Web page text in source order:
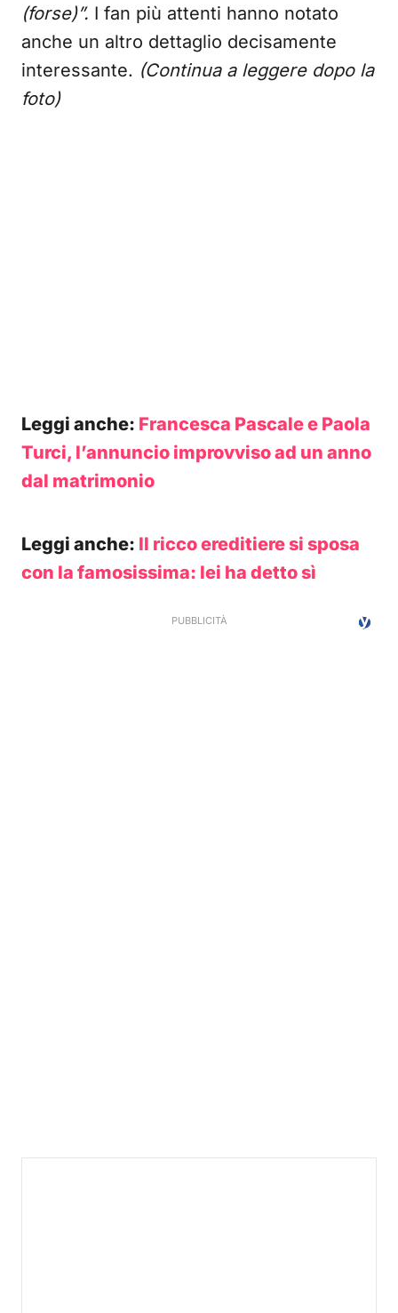
(forse)”. I fan più attenti hanno notato
anche un altro dettaglio decisamente
interessante. (Continua a leggere dopo la
foto)
Leggi anche: Francesca Pascale e Paola
Turci, l’annuncio improvviso ad un anno
dal matrimonio
Leggi anche: Il ricco ereditiere si sposa
con la famosissima: lei ha detto sì